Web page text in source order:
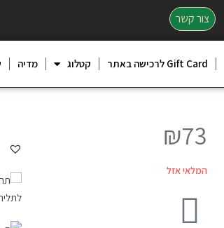
צור קשר
Gift Card לרכישה באתר קטלוג מדיה
₪73
המלאי אזל